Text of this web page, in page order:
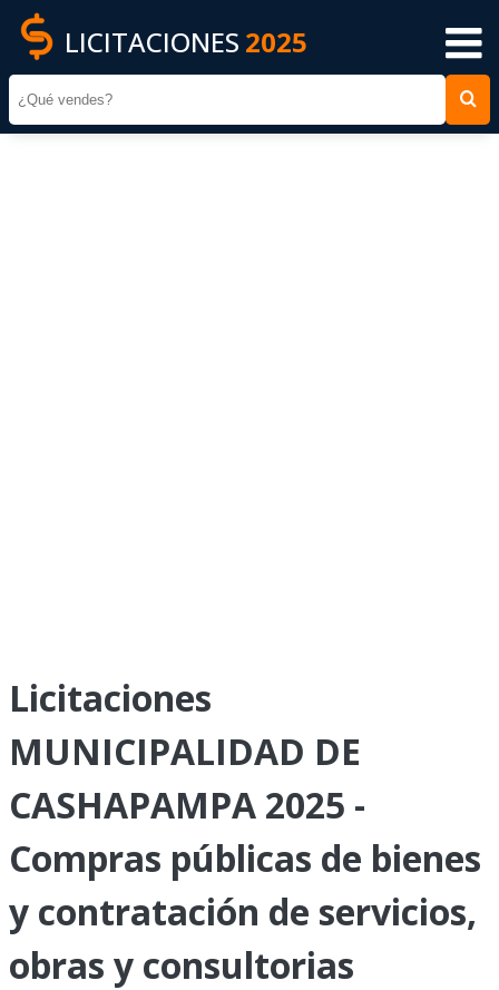
LICITACIONES 2025
Licitaciones
MUNICIPALIDAD DE
CASHAPAMPA 2025 -
Compras públicas de bienes
y contratación de servicios,
obras y consultorias